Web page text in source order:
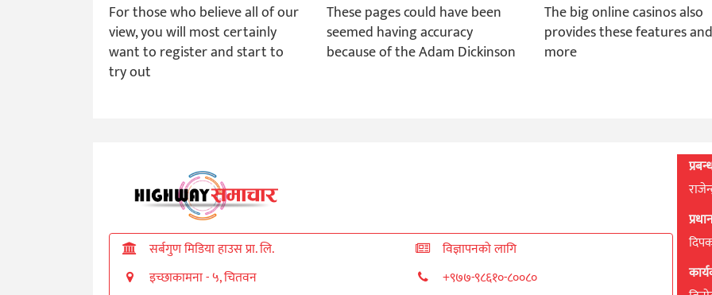
For those who believe all of our
view, you will most certainly
want to register and start to
try out
These pages could have been
seemed having accuracy
because of the Adam Dickinson
The big online casinos also
provides these features and
more
सर्बगुण मिडिया हाउस प्रा. लि.
इच्छाकामना - ५, चितवन
विज्ञापनको लागि
+९७७-९८६१०-८००८०